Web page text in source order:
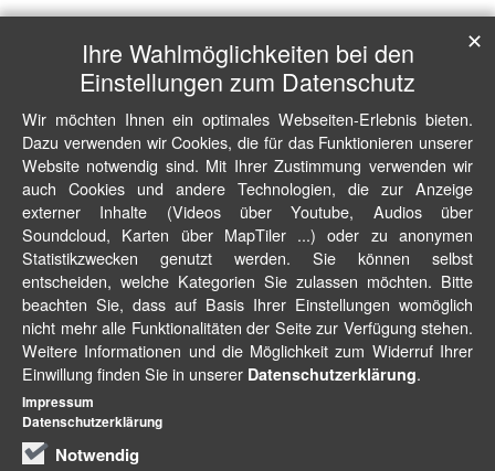
Ihre Wahlmöglichkeiten bei den
Einstellungen zum Datenschutz
Wir möchten Ihnen ein optimales Webseiten-Erlebnis bieten.
Dazu verwenden wir Cookies, die für das Funktionieren unserer
Website notwendig sind. Mit Ihrer Zustimmung verwenden wir
auch Cookies und andere Technologien, die zur Anzeige
externer Inhalte (Videos über Youtube, Audios über
Soundcloud, Karten über MapTiler ...) oder zu anonymen
Statistikzwecken genutzt werden. Sie können selbst
entscheiden, welche Kategorien Sie zulassen möchten. Bitte
beachten Sie, dass auf Basis Ihrer Einstellungen womöglich
nicht mehr alle Funktionalitäten der Seite zur Verfügung stehen.
Weitere Informationen und die Möglichkeit zum Widerruf Ihrer
Einwillung finden Sie in unserer Datenschutzerklärung.
Notwendig
✕
Impressum
Datenschutzerklärung